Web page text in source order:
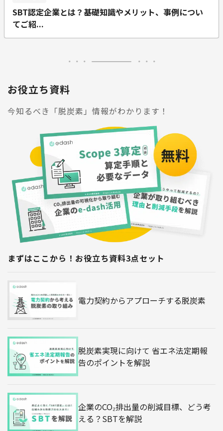
SBT認定企業とは？基礎知識やメリット、事例につい
てご紹...
お役立ち資料
今知るべき「脱炭素」情報がわかります！
まずはここから！お役立ち資料3点セット
電力契約からアプローチする脱炭素
脱炭素実現に向けて 省エネ法定期報
告のポイントを解説
企業のCO₂排出量の削減目標、どう考
える？SBTを解説